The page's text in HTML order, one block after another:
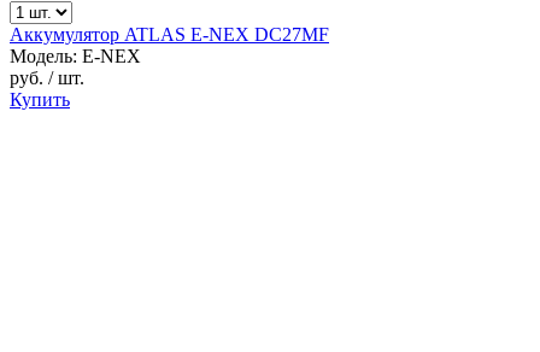
Аккумулятор ATLAS E-NEX DC27MF
Модель: E-NEX
руб. / шт.
Купить